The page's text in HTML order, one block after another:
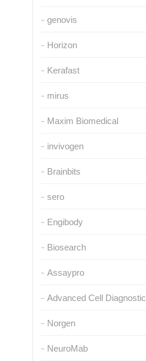
genovis
Horizon
Kerafast
mirus
Maxim Biomedical
invivogen
Brainbits
sero
Engibody
Biosearch
Assaypro
Advanced Cell Diagnostic
Norgen
NeuroMab